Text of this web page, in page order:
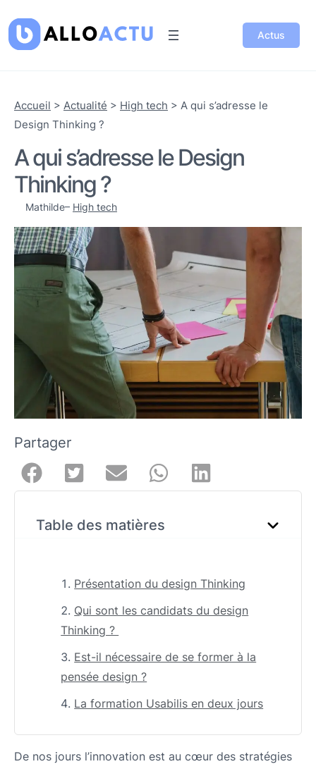
Actus
Accueil > Actualité > High tech > A qui s’adresse le
Design Thinking ?
A qui s’adresse le Design
Thinking ?
Mathilde– High tech
Partager
Table des matières
Présentation du design Thinking
Qui sont les candidats du design
Thinking ?
Est-il nécessaire de se former à la
pensée design ?
La formation Usabilis en deux jours
De nos jours l’innovation est au cœur des stratégies